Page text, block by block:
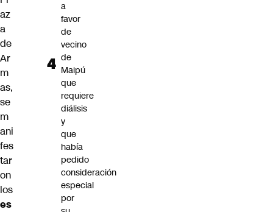
az
a
de
Ar
m
as,
se
m
ani
fes
tar
on
los
es
a
favor
de
vecino
de
Maipú
que
requiere
diálisis
y
que
había
pedido
consideración
especial
por